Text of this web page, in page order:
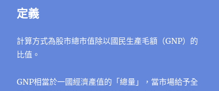
定義
計算方式為股市總市值除以國民生產毛額（GNP）的
比值。
GNP相當於一國經濟產值的「總量」，當市場給予全